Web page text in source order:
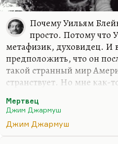
Почему Уильям
просто. Потому что
метафизик, духовидец. И
предположить, что он
такой странный мир
странствует. Но мне как-
вы делали с тем же самым
рейнджера», влиял ли на
«Если и влиял, то глубоко
Мертвец
Джим Джармуш
Джим Джармуш